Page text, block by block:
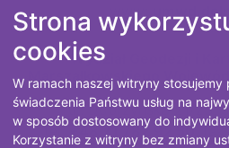
www:
Wydział Geodezji i
Marszałkowskiego
ul. Dobrzyńska 21/23,
tel. +48 71 782 92 50,
Strona
cookies
W ramach naszej witryny stosujemy
świadczenia Państwu usług na
w sposób dostosowany do
Korzystanie z witryny bez zmiany